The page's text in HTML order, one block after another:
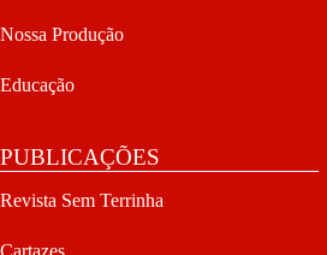
Nossa Produção
Educação
PUBLICAÇÕES
Revista Sem Terrinha